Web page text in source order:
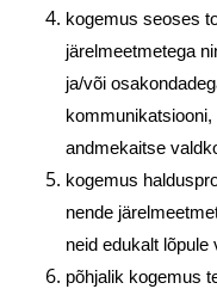
kogemus seoses
järelmeetmetega
ja/või
andmekaitse
kogemus
nende
neid edukalt lõpule
põhjalik kogemus